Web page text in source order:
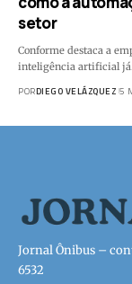
setor
Conforme destaca a
inteligência artificial
PORDIEGO VELÁZQUEZ 5
Jornal Ônibus –
6532